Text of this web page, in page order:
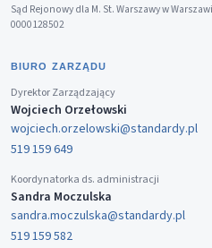
Sąd Rejonowy dla M. St. Warszawy w
0000128502
BIURO ZARZĄDU
Dyrektor Zarządzający
Wojciech Orzełowski
wojciech.orzelowski@standardy.pl
519 159 649
Koordynatorka ds. administracji
Sandra Moczulska
sandra.moczulska@standardy.pl
519 159 582